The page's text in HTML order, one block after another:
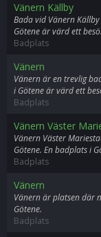
Vänern Källby
Bada vid Vänern
Götene är värd ett
Badplats
Vänern
Vänern är en trevlig
i Götene är värd ett
Badplats
Vänern Väster
Vänern Väster
Götene. En badplats i
Badplats
Vänern
Vänern är platsen där
Götene.
Badplats